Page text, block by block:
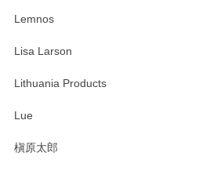
たm(_)m
います。無事に届いたよう
Lemnos
Lisa Larson
Lithuania Products
Lue
槇原太郎